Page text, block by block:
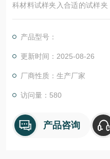
科材料试样夹入合适的试样夹
试样进行照射，以检验牙科材
产品型号：
更新时间：2025-08-26
厂商性质：生产厂家
访问量：580
产品咨询